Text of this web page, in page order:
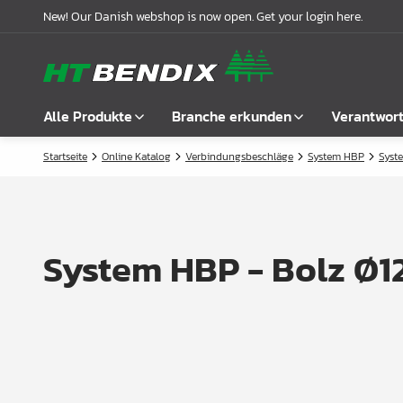
New! Our Danish webshop is now open. Get your login here.
Alle Produkte
Alle anzeigen
Schlösser
Branche erkunden
Möbelindustrie
Garderobenlösungen
Über uns
Compliance
Startseite Online Katalog Verbindungsbeschläge System HBP
System HBP - Bolz